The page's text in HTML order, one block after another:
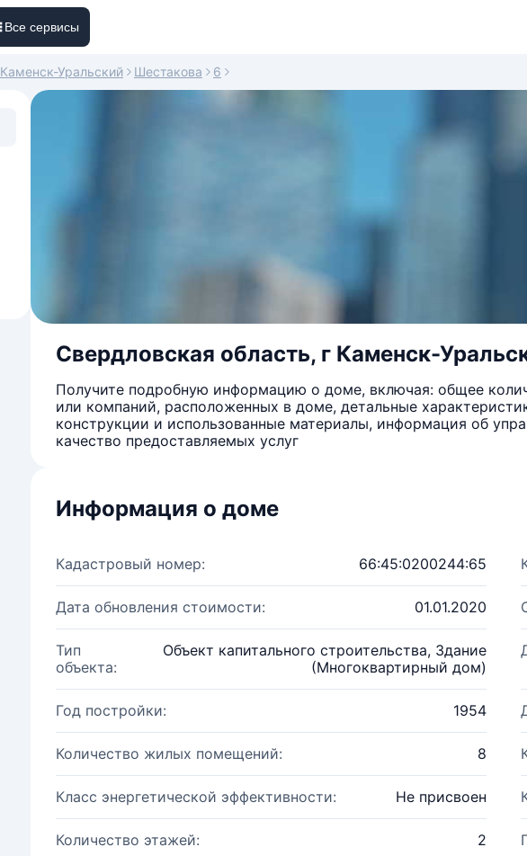
Все сервисы
Каменск-Уральский Шестакова 6
Свердловская область, г Каменск-
Получите подробную информацию о доме, включая: общее
или компаний, расположенных в доме, детальные
конструкции и использованные материалы, информация об
качество предоставляемых услуг
Информация о доме
Кадастровый номер: 66:45:0200244:65
Дата обновления стоимости: 01.01.2020
Тип
объекта:
Объект капитального строительства, Здание
(Многоквартирный дом)
Год постройки: 1954
Количество жилых помещений: 8
Класс энергетической эффективности: Не присвоен
Количество этажей: 2